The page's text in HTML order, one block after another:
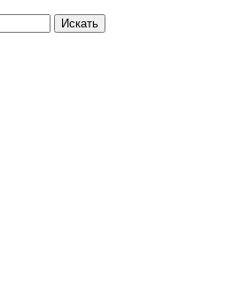
Искать